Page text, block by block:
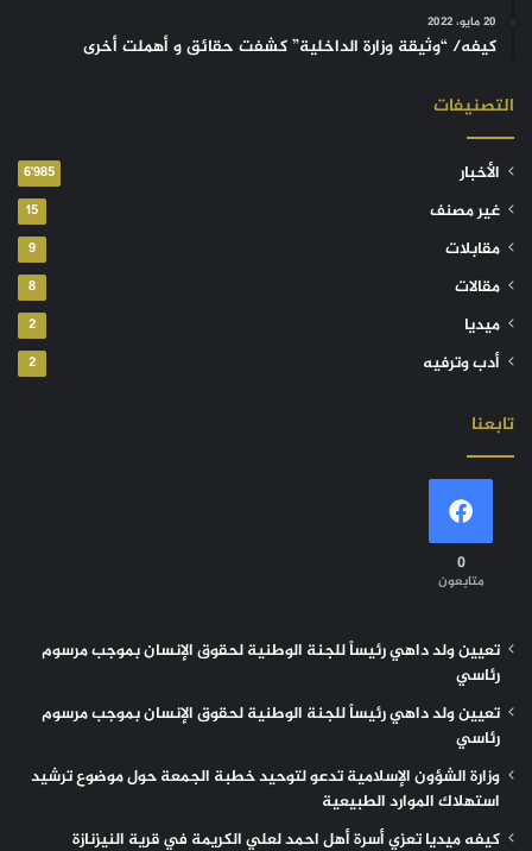
20 مايو، 2022
كيفه/ “وثيقة وزارة الداخلية” كشفت حقائق و أهملت أخرى
التصنيفات
الأخبار 6٬985
غير مصنف 15
مقابلات 9
مقالات 8
ميديا 2
أدب وترفيه 2
تابعنا
0
متابعون
تعيين ولد داهي رئيساً للجنة الوطنية لحقوق الإنسان بموجب مرسوم
رئاسي
تعيين ولد داهي رئيساً للجنة الوطنية لحقوق الإنسان بموجب مرسوم
رئاسي
وزارة الشؤون الإسلامية تدعو لتوحيد خطبة الجمعة حول موضوع ترشيد
استهلاك الموارد الطبيعية
كيفه ميديا تعزي أسرة أهل احمد لعلي الكريمة في قرية النيزنازة